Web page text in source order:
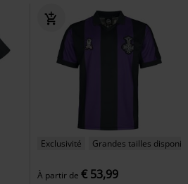
Exclusivité Grandes tailles
À partir de € 53,99